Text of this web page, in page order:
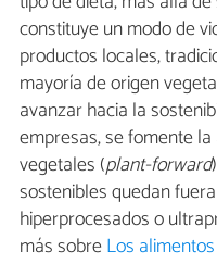
constituye un modo de
productos locales,
mayoría de origen
avanzar hacia la
empresas, se fomente
vegetales (plant-forward
sostenibles quedan
hiperprocesados o
más sobreLos